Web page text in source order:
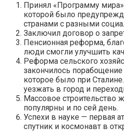
Принял «Программу
которой было
странами с разными
Заключил договор о
Пенсионная реформа,
люди смогли улучшить
Реформа сельского
закончилось порабощение
которое было при
уезжать в город и
Массовое строительство
популярны и по сей день.
Успехи в науке — первая
спутник и космонавт в